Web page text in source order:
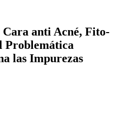
anti Acné, Fito-
Problemática
las Impurezas